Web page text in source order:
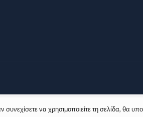
να χρησιμοποιείτε τη σελίδα, θα